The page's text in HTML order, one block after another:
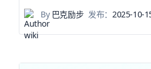
By巴克励步 发布：2025-10-